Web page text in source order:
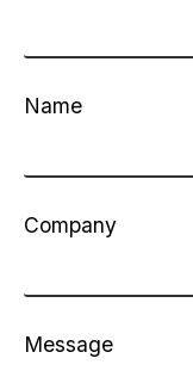
Name
Company
Message